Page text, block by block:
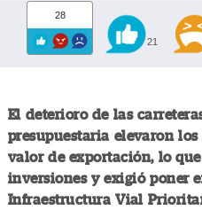
28
21
El deterioro de las
presupuestaria elevaron
valor de exportación, lo
inversiones y exigió poner
Infraestructura Vial